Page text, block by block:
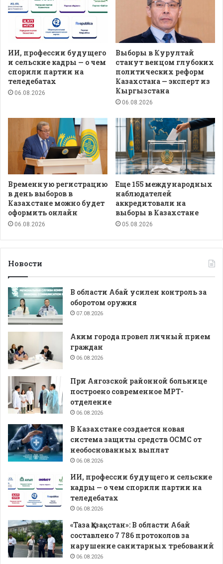
ИИ, профессии будущего
и сельские кадры — о чем
спорили партии на
теледебатах
06.08.2026
Выборы в Курултай
станут венцом глубоких
политических реформ
Казахстана — эксперт из
Кыргызстана
06.08.2026
Временную регистрацию
в день выборов в
Казахстане можно будет
оформить онлайн
06.08.2026
Еще 155 международных
наблюдателей
аккредитовали на
выборы в Казахстане
05.08.2026
Новости
В области Абай усилен контроль за
оборотом оружия
07.08.2026
Аким города провел личный прием
граждан
06.08.2026
При Аягозской районной больнице
построено современное МРТ-
отделение
06.08.2026
В Казахстане создается новая
система защиты средств ОСМС от
необоснованных выплат
06.08.2026
ИИ, профессии будущего и сельские
кадры — о чем спорили партии на
теледебатах
06.08.2026
«Таза Қазақстан»: В области Абай
составлено 7 786 протоколов за
нарушение санитарных требований
06.08.2026